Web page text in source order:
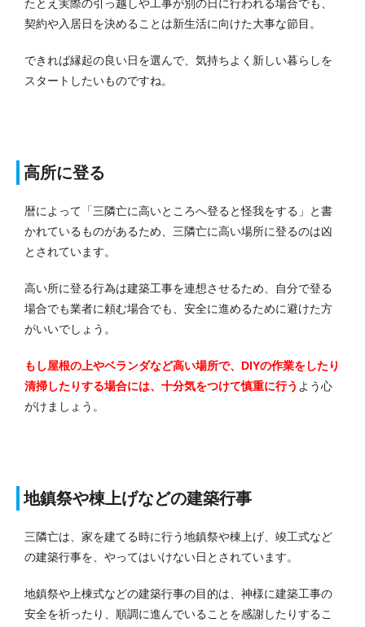
たとえ実際の引っ越しや工事が別の日に行われる場合でも、
契約や入居日を決めることは新生活に向けた大事な節目。
できれば縁起の良い日を選んで、気持ちよく新しい暮らしを
スタートしたいものですね。
高所に登る
暦によって「三隣亡に高いところへ登ると怪我をする」と書
かれているものがあるため、三隣亡に高い場所に登るのは凶
とされています。
高い所に登る行為は建築工事を連想させるため、自分で登る
場合でも業者に頼む場合でも、安全に進めるために避けた方
がいいでしょう。
もし屋根の上やベランダなど高い場所で、DIYの作業をしたり
清掃したりする場合には、十分気をつけて慎重に行う よう心
がけましょう。
地鎮祭や棟上げなどの建築行事
三隣亡は、家を建てる時に行う地鎮祭や棟上げ、竣工式など
の建築行事を、やってはいけない日とされています。
地鎮祭や上棟式などの建築行事の目的は、神様に建築工事の
安全を祈ったり、順調に進んでいることを感謝したりするこ